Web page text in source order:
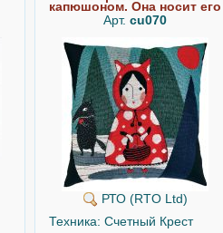
капюшоном. Она носит его
каждый день
Арт. cu070
РТО (RTO Ltd)
Техника: Счетный Крест